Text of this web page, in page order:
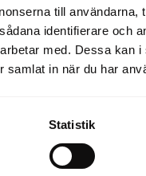
till användarna,
identifierare och
med. Dessa kan
samlat in när du har
Statistik